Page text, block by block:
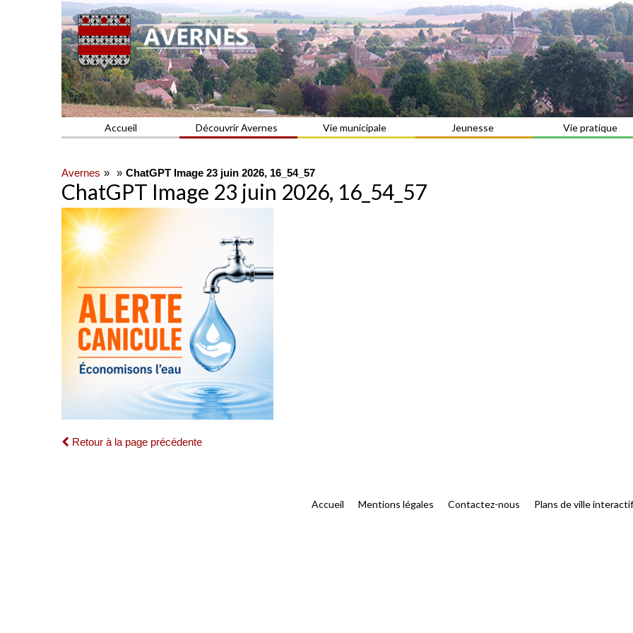
AVERNES
Commune du Val d'Oise
Accueil Découvrir Avernes Vie municipale Jeunesse Vie pratique
Avernes ChatGPT Image 23 juin 2026, 16_54_57
ChatGPT Image 23 juin 2026, 16_54_57
Retour à la page précédente
Accueil Mentions légales Contactez-nous Plans de ville